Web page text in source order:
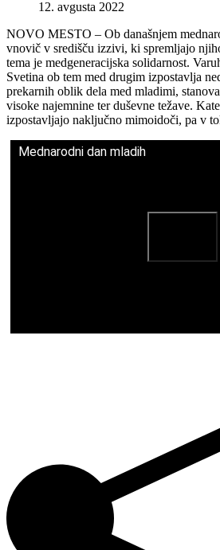
12. avgusta 2022
NOVO MESTO – Ob današnjem
vnovič v središču izzivi, ki spremljajo
tema je medgeneracijska solidarnost.
Svetina ob tem med drugim izpostavlja
prekarnih oblik dela med mladimi,
visoke najemnine ter duševne težave.
izpostavljajo naključno mimoidoči, pa v
Mednarodni dan mladih